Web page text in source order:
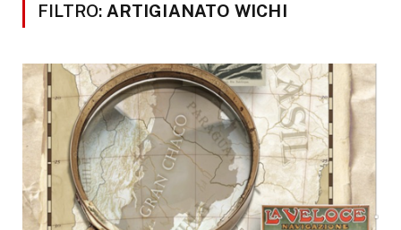
FILTRO: ARTIGIANATO WICHI